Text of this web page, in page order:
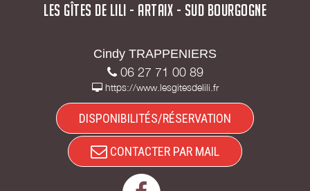
LES GÎTES DE LILI - ARTAIX - SUD BOURGOGNE
Cindy TRAPPENIERS
06 27 71 00 89
https://www.lesgitesdelili.fr
DISPONIBILITÉS/RÉSERVATION
CONTACTER PAR MAIL